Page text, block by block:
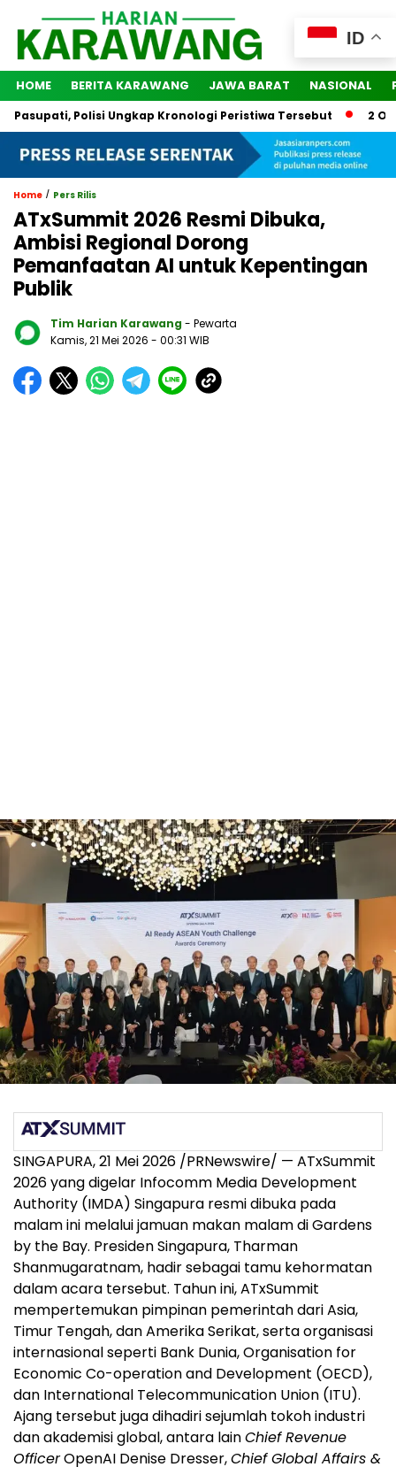
HOME BERITA KARAWANG JAWA BARAT NASIONAL
Polisi Ungkap Kronologi Peristiwa Tersebut 2 Orang
Home / Pers Rilis
ATxSummit 2026 Resmi Dibuka,
Ambisi Regional Dorong
Pemanfaatan AI untuk Kepentingan
Publik
Tim Harian Karawang - Pewarta
Kamis, 21 Mei 2026 - 00:31 WIB
SINGAPURA, 21 Mei 2026 /PRNewswire/ — ATxSummit
2026 yang digelar Infocomm Media Development
Authority (IMDA) Singapura resmi dibuka pada
malam ini melalui jamuan makan malam di Gardens
by the Bay. Presiden Singapura, Tharman
Shanmugaratnam, hadir sebagai tamu kehormatan
dalam acara tersebut. Tahun ini, ATxSummit
mempertemukan pimpinan pemerintah dari Asia,
Timur Tengah, dan Amerika Serikat, serta organisasi
internasional seperti Bank Dunia, Organisation for
Economic Co-operation and Development (OECD),
dan International Telecommunication Union (ITU).
Ajang tersebut juga dihadiri sejumlah tokoh industri
dan akademisi global, antara lainChief Revenue
OfficerOpenAI Denise Dresser,Chief Global Affairs &
ID